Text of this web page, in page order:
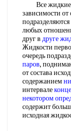
Все жидкие
зависимости от
любых
друг в друге
Жидкости
очередь
паров,
от состава
содержанием
интервале
некотором
содержит
исходная